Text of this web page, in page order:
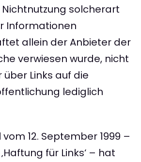
solcherart
Informationen
allein der Anbieter der
verwiesen wurde, nicht
Links auf die
lediglich
12. September 1999 –
für Links‘ – hat